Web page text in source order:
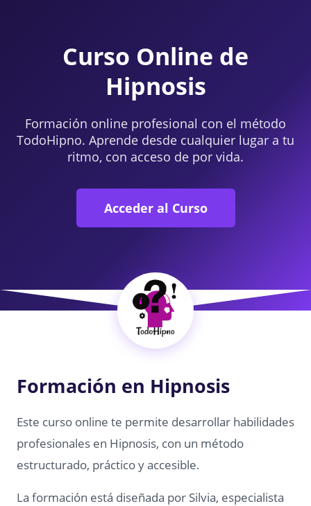
Curso Online de
Hipnosis
Formación online profesional con el método
TodoHipno. Aprende desde cualquier lugar a tu
ritmo, con acceso de por vida.
Acceder al Curso
Formación en Hipnosis
Este curso online te permite desarrollar habilidades
profesionales en Hipnosis, con un método
estructurado, práctico y accesible.
La formación está diseñada por Silvia, especialista